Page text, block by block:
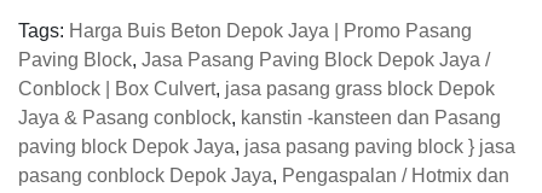
Tags: Harga Buis Beton Depok Jaya | Promo Pasang
Paving Block, Jasa Pasang Paving Block Depok Jaya /
Conblock | Box Culvert, jasa pasang grass block Depok
Jaya & Pasang conblock, kanstin -kansteen dan Pasang
paving block Depok Jaya, jasa pasang paving block } jasa
pasang conblock Depok Jaya, Pengaspalan / Hotmix dan